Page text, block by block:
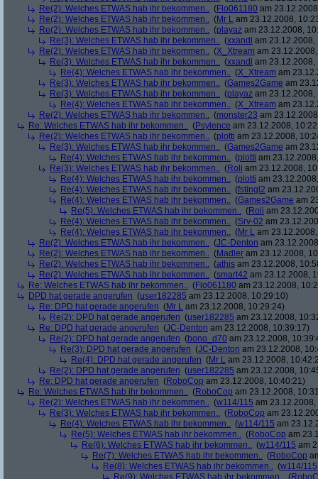
Re(2): Welches ETWAS hab ihr bekommen.. (Flo061180 am
Re(2): Welches ETWAS hab ihr bekommen.. (Mr L am 23.12.2008,
Re(2): Welches ETWAS hab ihr bekommen.. (playaz am 23.12.2008,
Re(3): Welches ETWAS hab ihr bekommen.. (xxandl am 23.12.2008,
Re(2): Welches ETWAS hab ihr bekommen.. (X_Xtream am
Re(3): Welches ETWAS hab ihr bekommen.. (xxandl am 23.12.2008,
Re(4): Welches ETWAS hab ihr bekommen.. (X_Xtream am
Re(3): Welches ETWAS hab ihr bekommen.. (Games2Game am
Re(3): Welches ETWAS hab ihr bekommen.. (playaz am 23.12.2008,
Re(4): Welches ETWAS hab ihr bekommen.. (X_Xtream am
Re(2): Welches ETWAS hab ihr bekommen.. (monster23 am
Re: Welches ETWAS hab ihr bekommen.. (Psylence am 23.12.2008,
Re(2): Welches ETWAS hab ihr bekommen.. (plotti am 23.12.2008,
Re(3): Welches ETWAS hab ihr bekommen.. (Games2Game am
Re(4): Welches ETWAS hab ihr bekommen.. (plotti am
Re(3): Welches ETWAS hab ihr bekommen.. (Roli am 23.12.2008,
Re(4): Welches ETWAS hab ihr bekommen.. (plotti am
Re(4): Welches ETWAS hab ihr bekommen.. (fstingl2 am
Re(4): Welches ETWAS hab ihr bekommen.. (Games2Game am
Re(5): Welches ETWAS hab ihr bekommen.. (Roli am
Re(4): Welches ETWAS hab ihr bekommen.. (Srv-02 am
Re(4): Welches ETWAS hab ihr bekommen.. (Mr L am
Re(2): Welches ETWAS hab ihr bekommen.. (JC-Denton am
Re(2): Welches ETWAS hab ihr bekommen.. (Madler am 23.12.2008,
Re(2): Welches ETWAS hab ihr bekommen.. (athis am 23.12.2008,
Re(2): Welches ETWAS hab ihr bekommen.. (smart42 am 23.12.2008,
Re: Welches ETWAS hab ihr bekommen.. (Flo061180 am 23.12.2008,
DPD hat gerade angerufen (user182285 am 23.12.2008, 10:29:10)
Re: DPD hat gerade angerufen (Mr L am 23.12.2008, 10:29:24)
Re(2): DPD hat gerade angerufen (user182285 am 23.12.2008,
Re: DPD hat gerade angerufen (JC-Denton am 23.12.2008, 10:39:17)
Re(2): DPD hat gerade angerufen (bono_d70 am 23.12.2008,
Re(3): DPD hat gerade angerufen (JC-Denton am 23.12.2008,
Re(4): DPD hat gerade angerufen (Mr L am 23.12.2008,
Re(2): DPD hat gerade angerufen (user182285 am 23.12.2008,
Re: DPD hat gerade angerufen (RoboCop am 23.12.2008, 10:40:21)
Re: Welches ETWAS hab ihr bekommen.. (RoboCop am 23.12.2008,
Re(2): Welches ETWAS hab ihr bekommen.. (w114/115 am
Re(3): Welches ETWAS hab ihr bekommen.. (RoboCop am
Re(4): Welches ETWAS hab ihr bekommen.. (w114/115 am
Re(5): Welches ETWAS hab ihr bekommen.. (RoboCop am
Re(6): Welches ETWAS hab ihr bekommen.. (w114/115 am
Re(7): Welches ETWAS hab ihr bekommen.. (RoboCop
Re(8): Welches ETWAS hab ihr bekommen.. (w114/115
Re(9): Welches ETWAS hab ihr bekommen..
(